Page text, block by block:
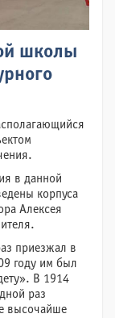
школы
в данной
корпуса
Алексея
приезжал в
году им был
В 1914
раз
высочайше